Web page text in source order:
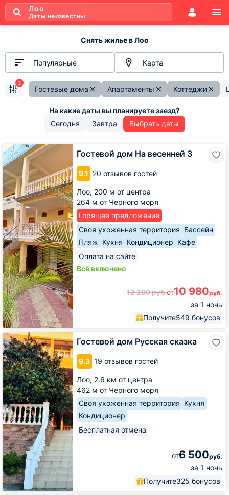
Лоо
Даты неизвестны
Снять жилье в Лоо
Популярные Карта
Гостевые дома Апартаменты Коттеджи
3
Сегодня Завтра Выбрать даты
Гостевой дом На весенней 3
9.1 20 отзывов гостей
Лоо, 200 м от центра
264 м от Черного моря
Горящее предложение
Своя ухоженная территория Бассейн
Пляж Кухня Кондиционер Кафе
Оплата на сайте
Всё включено
12 200руб.от10 980руб.
за 1 ночь
Получите549 бонусов
Гостевой
дом
На
весенней
3
Гостевой дом Русская сказка
9.3 19 отзывов гостей
Лоо, 2.6 км от центра
462 м от Черного моря
Своя ухоженная территория Кухня
Кондиционер
Бесплатная отмена
от6 500руб.
за 1 ночь
Получите325 бонусов
Гостевой
дом
Русская
сказка